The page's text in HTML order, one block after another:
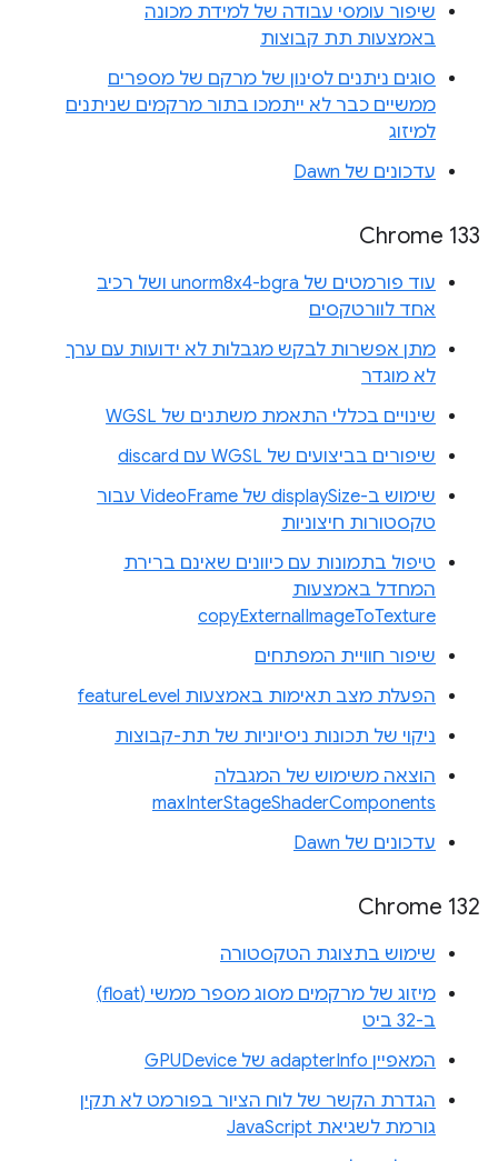
שיפור עומסי עבודה של למידת מכונה
באמצעות תת קבוצות
סוגים ניתנים לסינון של מרקם של מספרים
ממשיים כבר לא ייתמכו בתור מרקמים שניתנים
למיזוג
עדכונים של Dawn
Chrome 133
עוד פורמטים של unorm8x4-bgra ושל רכיב
אחד לוורטקסים
מתן אפשרות לבקש מגבלות לא ידועות עם ערך
לא מוגדר
שינויים בכללי התאמת משתנים של WGSL
שיפורים בביצועים של WGSL עם discard
שימוש ב-displaySize של VideoFrame עבור
טקסטורות חיצוניות
טיפול בתמונות עם כיוונים שאינם ברירת
המחדל באמצעות
copyExternalImageToTexture
שיפור חוויית המפתחים
הפעלת מצב תאימות באמצעות featureLevel
ניקוי של תכונות ניסיוניות של תת-קבוצות
הוצאה משימוש של המגבלה
maxInterStageShaderComponents
עדכונים של Dawn
Chrome 132
שימוש בתצוגת הטקסטורה
מיזוג של מרקמים מסוג מספר ממשי (float)
ב-32 ביט
המאפיין adapterInfo של GPUDevice
הגדרת הקשר של לוח הציור בפורמט לא תקין
גורמת לשגיאת JavaScript